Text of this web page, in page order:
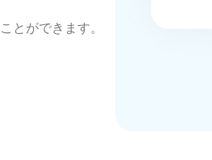
とができます。